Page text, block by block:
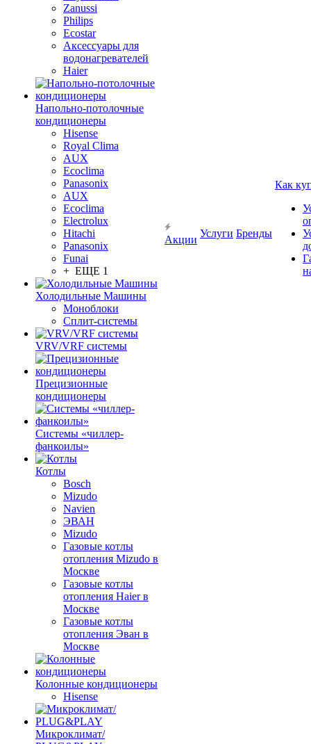
Zanussi
Philips
Ecostar
Аксессуары для
водонагревателей
Haier
Напольно-потолочные
кондиционеры
Hisense
Royal Clima
AUX
Ecoclima
Panasonix
AUX
Ecoclima
Electrolux
Hitachi
Panasonix
Funai
+ ЕЩЕ 1
Холодильные Машины
Моноблоки
Сплит-системы
VRV/VRF системы
Прецизионные
кондиционеры
Системы «чиллер-
фанкоилы»
Котлы
Bosch
Mizudo
Navien
ЭВАН
Mizudo
Газовые котлы
отопления Mizudo в
Москве
Газовые котлы
отопления Haier в
Москве
Газовые котлы
отопления Эван в
Москве
Колонные кондиционеры
Hisense
Микроклимат/
Акции
Услуги Бренды
Как